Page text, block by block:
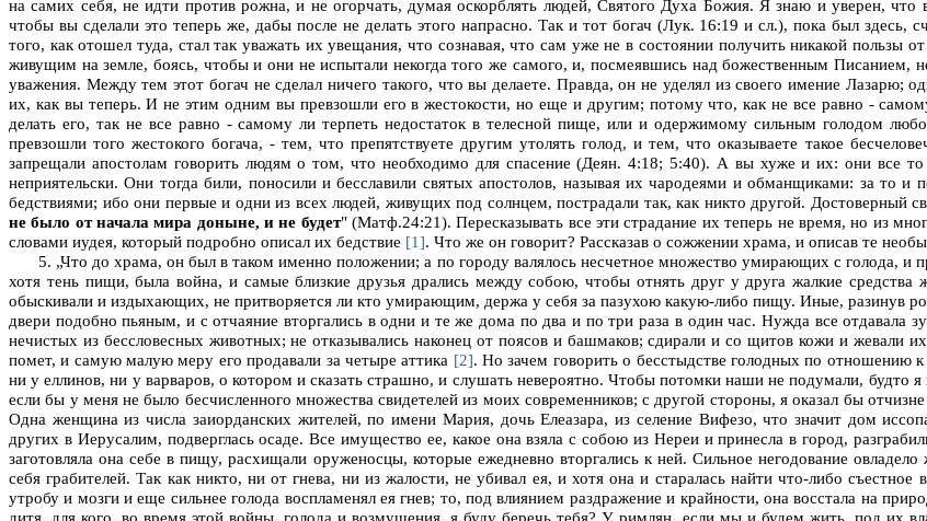
на самих себя, не идти против рожна, и не огорчать, думая оскорблять людей, Святого Духа Божия. Я знаю и уверен,
чтобы вы сделали это теперь же, дабы после не делать этого напрасно. Так и тот богач (Лук. 16:19 и сл.), пока был здесь,
того, как отошел туда, стал так уважать их увещания, что сознавая, что сам уже не в состоянии получить никакой пользы
живущим на земле, боясь, чтобы и они не испытали некогда того же самого, и, посмеявшись над божественным Писанием,
уважения. Между тем этот богач не сделал ничего такого, что вы делаете. Правда, он не уделял из своего имение Лазарю;
их, как вы теперь. И не этим одним вы превзошли его в жестокости, но еще и другим; потому что, как не все равно -
делать его, так не все равно - самому ли терпеть недостаток в телесной пище, или и одержимому сильным голодом
превзошли того жестокого богача, - тем, что препятствуете другим утолять голод, и тем, что оказываете такое
запрещали апостолам говорить людям о том, что необходимо для спасение (Деян. 4:18; 5:40). А вы хуже и их: они все
неприятельски. Они тогда били, поносили и бесславили святых апостолов, называя их чародеями и обманщиками: за то и
бедствиями; ибо они первые и одни из всех людей, живущих под солнцем, пострадали так, как никто другой. Достоверный
не было от начала мира доныне, и не будет" (Матф.24:21). Пересказывать все эти страдание их теперь не время, но из
словами иудея, который подробно описал их бедствие [1]. Что же он говорит? Рассказав о сожжении храма, и описав те
5. „Что до храма, он был в таком именно положении; а по городу валялось несчетное множество умирающих с голода, и
хотя тень пищи, была война, и самые близкие друзья дрались между собою, чтобы отнять друг у друга жалкие
обыскивали и издыхающих, не притворяется ли кто умирающим, держа у себя за пазухою какую-либо пищу. Иные, разинув
двери подобно пьяным, и с отчаяние вторгались в одни и те же дома по два и по три раза в один час. Нужда все отдавала
нечистых из бессловесных животных; не отказывались наконец от поясов и башмаков; сдирали и со щитов кожи и жевали
помет, и самую малую меру его продавали за четыре аттика [2]. Но зачем говорить о бесстыдстве голодных по отношению
ни у еллинов, ни у варваров, о котором и сказать страшно, и слушать невероятно. Чтобы потомки наши не подумали, будто
если бы у меня не было бесчисленного множества свидетелей из моих современников; с другой стороны, я оказал бы
Одна женщина из числа заиорданских жителей, по имени Мария, дочь Елеазара, из селение Вифезо, что значит дом
других в Иерусалим, подверглась осаде. Все имущество ее, какое она взяла с собою из Нереи и принесла в город,
заготовляла она себе в пищу, расхищали оруженосцы, которые ежедневно вторгались к ней. Сильное негодование
себя грабителей. Так как никто, ни от гнева, ни из жалости, не убивал ея, и хотя она и старалась найти что-либо
утробу и мозги и еще сильнее голода воспламенял ея гнев; то, под влиянием раздражение и крайности, она восстала на